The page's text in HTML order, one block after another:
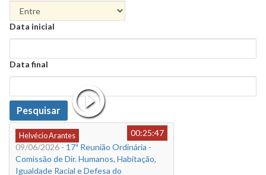
Data
Data inicial
Data
Data final
Data
Pesquisar
Helvécio Arantes
00:25:47
09/06/2026 - 17ª Reunião Ordinária -
Comissão de Dir. Humanos, Habitação,
Igualdade Racial e Defesa do